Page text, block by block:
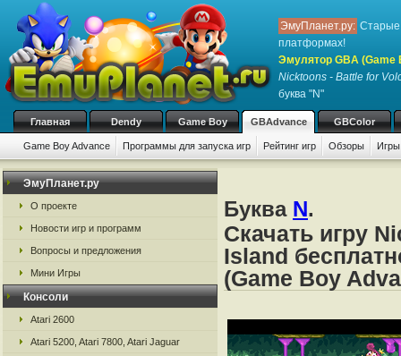
ЭмуПланет.ру: Старые
платформах!
Эмулятор GBA (Game
Nicktoons - Battle for
буква "N"
Главная Dendy Game Boy GBAdvance GBColor
Game Boy Advance Программы для запуска игр Рейтинг игр Обзоры
ЭмуПланет.ру
О проекте
Новости игр и программ
Вопросы и предложения
Мини Игры
Консоли
Atari 2600
Atari 5200, Atari 7800, Atari Jaguar
Буква N.
Скачать игру
Island
(Game Boy